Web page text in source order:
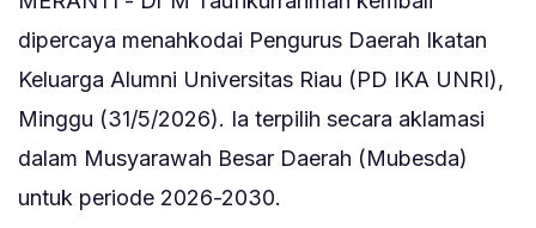
dipercaya menahkodai Pengurus Daerah Ikatan
Keluarga Alumni Universitas Riau (PD IKA UNRI),
Minggu (31/5/2026). Ia terpilih secara aklamasi
dalam Musyarawah Besar Daerah (Mubesda)
untuk periode 2026-2030.